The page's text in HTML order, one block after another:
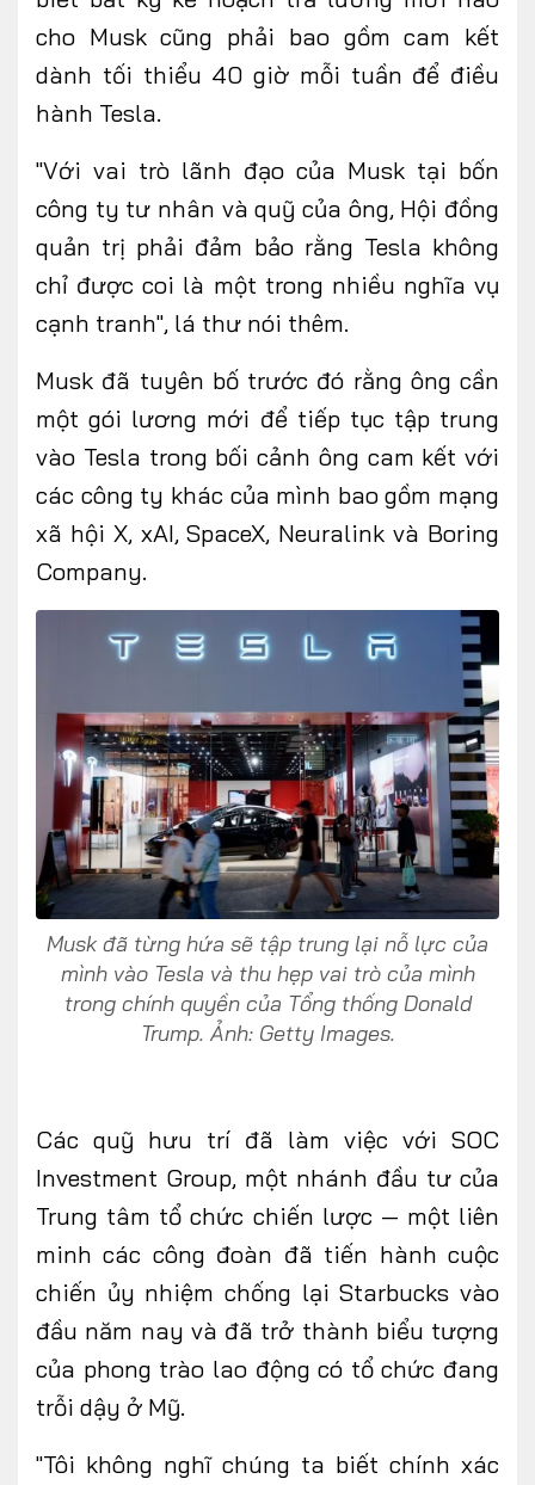
cho Musk cũng phải bao gồm cam kết
dành tối thiểu 40 giờ mỗi tuần để điều
hành Tesla.
"Với vai trò lãnh đạo của Musk tại bốn
công ty tư nhân và quỹ của ông, Hội đồng
quản trị phải đảm bảo rằng Tesla không
chỉ được coi là một trong nhiều nghĩa vụ
cạnh tranh", lá thư nói thêm.
Musk đã tuyên bố trước đó rằng ông cần
một gói lương mới để tiếp tục tập trung
vào Tesla trong bối cảnh ông cam kết với
các công ty khác của mình bao gồm mạng
xã hội X, xAI, SpaceX, Neuralink và Boring
Company.
Musk đã từng hứa sẽ tập trung lại nỗ lực của
mình vào Tesla và thu hẹp vai trò của mình
trong chính quyền của Tổng thống Donald
Trump. Ảnh: Getty Images.
Các quỹ hưu trí đã làm việc với SOC
Investment Group, một nhánh đầu tư của
Trung tâm tổ chức chiến lược — một liên
minh các công đoàn đã tiến hành cuộc
chiến ủy nhiệm chống lại Starbucks vào
đầu năm nay và đã trở thành biểu tượng
của phong trào lao động có tổ chức đang
trỗi dậy ở Mỹ.
"Tôi không nghĩ chúng ta biết chính xác